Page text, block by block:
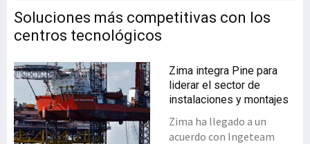
Soluciones más competitivas con los
centros tecnológicos
Zima integra Pine para
liderar el sector de
instalaciones y montajes
Zima ha llegado a un
acuerdo con Ingeteam